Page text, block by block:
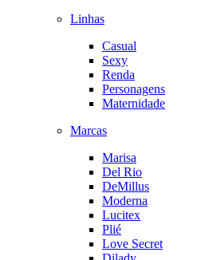
Linhas
Casual
Sexy
Renda
Personagens
Maternidade
Marcas
Marisa
Del Rio
DeMillus
Moderna
Lucitex
Plié
Love Secret